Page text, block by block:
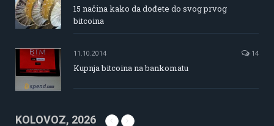
15 načina kako da dođete do svog prvog
bitcoina
11.10.2014 14
Kupnja bitcoina na bankomatu
KOLOVOZ, 2026